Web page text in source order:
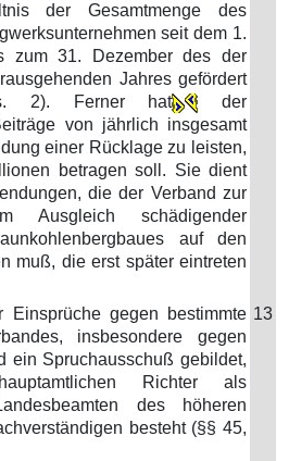
der Gesamtmenge des
seit dem 1.
zum 31. Dezember des der
Jahres gefördert
2). Ferner hat
der
von jährlich insgesamt
einer Rücklage zu leisten,
betragen soll. Sie dient
die der Verband zur
Ausgleich schädigender
auf den
muß, die erst später eintreten
Einsprüche gegen bestimmte
insbesondere gegen
ein Spruchausschuß gebildet,
Richter als
des höheren
besteht (§§ 45,
13